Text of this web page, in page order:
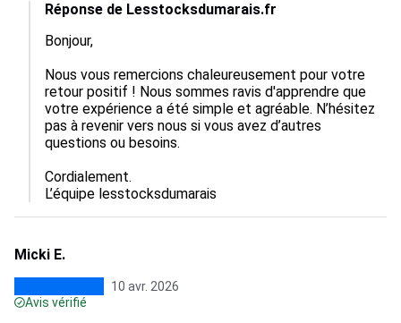
Réponse de Lesstocksdumarais.fr
Bonjour,
Nous vous remercions chaleureusement pour votre
retour positif ! Nous sommes ravis d'apprendre que
votre expérience a été simple et agréable. N’hésitez
pas à revenir vers nous si vous avez d’autres
questions ou besoins.
Cordialement.
L’équipe lesstocksdumarais
Micki E.
10 avr. 2026
Avis vérifié